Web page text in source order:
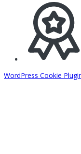
WordPress Cookie